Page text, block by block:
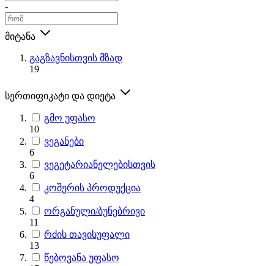
-
მიტანა
გაგზავნისთვის მზად
19
სერთიფიკატი და დიეტა
გმო უფასო
10
ვეგანები
6
ვეგეტარიანელებისთვის
6
კოშერის პროდუქცია
4
ორგანული/ბუნებრივი
11
რძის თავისუფალი
13
წებოვანა უფასო